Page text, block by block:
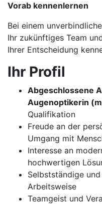
Vorab kennenlernen
Bei einem
Ihr zukünftiges Team
Ihrer Entscheidung
Ihr Profil
Abgeschlossene
Augenoptikerin
Qualifikation
Freude an der
Umgang mit
Interesse an
hochwertigen
Selbstständige
Arbeitsweise
Teamgeist und